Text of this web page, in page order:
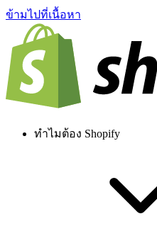
ข้ามไปที่เนื้อหา
ทำไมต้อง Shopify